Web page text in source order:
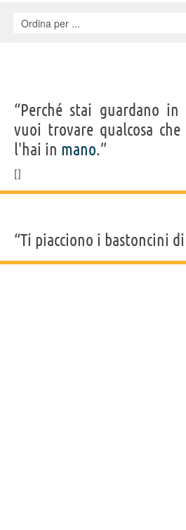
“Perché stai guardano
vuoi trovare qualcosa
l'hai in mano.”
“Ti piacciono i bastoncini di